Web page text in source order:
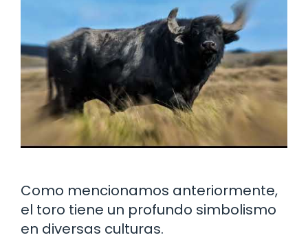
Como mencionamos anteriormente,
el toro tiene un profundo simbolismo
en diversas culturas.